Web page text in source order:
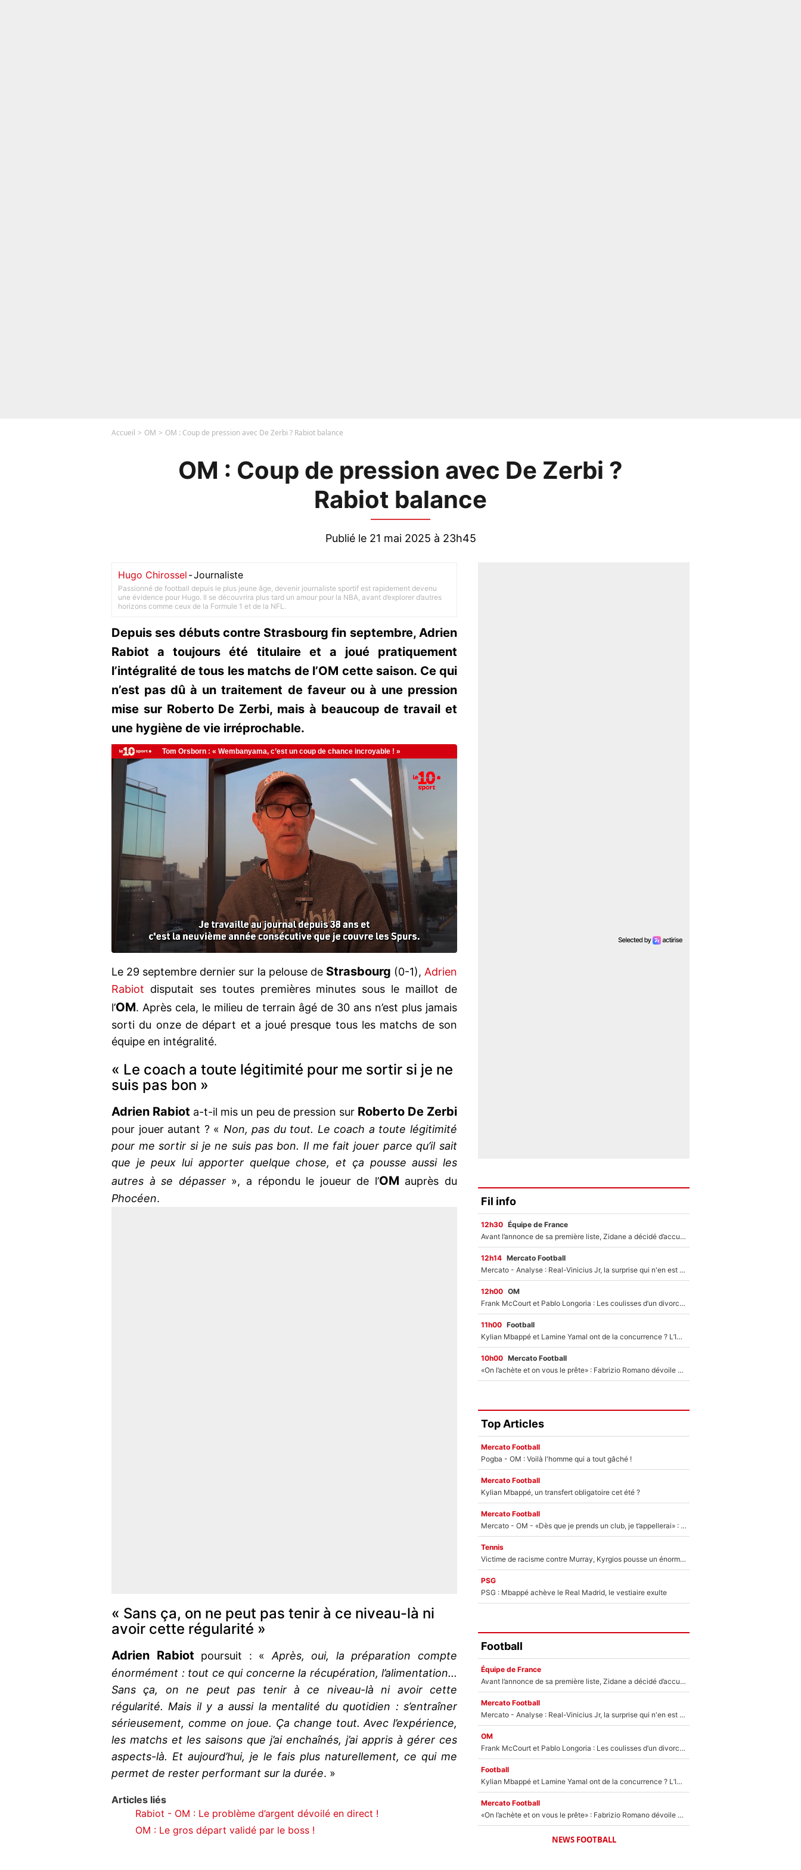
Accueil OM OM : Coup de pression avec De Zerbi ? Rabiot balance
OM : Coup de pression avec De Zerbi ?
Rabiot balance
Publié le 21 mai 2025 à 23h45
Hugo Chirossel -Journaliste
Passionné de football depuis le plus jeune âge, devenir journaliste sportif est rapidement devenu
une évidence pour Hugo. Il se découvrira plus tard un amour pour la NBA, avant d’explorer d’autres
horizons comme ceux de la Formule 1 et de la NFL.
Depuis ses débuts contre Strasbourg fin septembre, Adrien
Rabiot a toujours été titulaire et a joué pratiquement
l’intégralité de tous les matchs de l’OM cette saison. Ce qui
n’est pas dû à un traitement de faveur ou à une pression
mise sur Roberto De Zerbi, mais à beaucoup de travail et
une hygiène de vie irréprochable.
Le 29 septembre dernier sur la pelouse de Strasbourg (0-1),Adrien
Rabiot disputait ses toutes premières minutes sous le maillot de
l’OM. Après cela, le milieu de terrain âgé de 30 ans n’est plus jamais
sorti du onze de départ et a joué presque tous les matchs de son
équipe en intégralité.
« Le coach a toute légitimité pour me sortir si je ne
suis pas bon »
Adrien Rabiot a-t-il mis un peu de pression sur Roberto De Zerbi
pour jouer autant ? « Non, pas du tout. Le coach a toute légitimité
pour me sortir si je ne suis pas bon. Il me fait jouer parce qu’il sait
que je peux lui apporter quelque chose, et ça pousse aussi les
autres à se dépasser», a répondu le joueur de l’OM auprès du
Phocéen.
« Sans ça, on ne peut pas tenir à ce niveau-là ni
avoir cette régularité »
Adrien Rabiot poursuit : «Après, oui, la préparation compte
énormément : tout ce qui concerne la récupération, l’alimentation...
Sans ça, on ne peut pas tenir à ce niveau-là ni avoir cette
régularité. Mais il y a aussi la mentalité du quotidien : s’entraîner
sérieusement, comme on joue. Ça change tout. Avec l’expérience,
les matchs et les saisons que j’ai enchaînés, j’ai appris à gérer ces
aspects-là. Et aujourd’hui, je le fais plus naturellement, ce qui me
permet de rester performant sur la durée. »
Articles liés
Rabiot - OM : Le problème d’argent dévoilé en direct !
OM : Le gros départ validé par le boss !
Fil info
12h30 Équipe de France
Avant l’annonce de sa première liste, Zidane a décidé d’accueillir une nouvelle tête en équipe de France
12h14 Mercato Football
Mercato - Analyse : Real-Vinicius Jr, la surprise qui n'en est pas une...
12h00 OM
Frank McCourt et Pablo Longoria : Les coulisses d’un divorce coûteux qui ruine l’OM à petit feu…
11h00 Football
Kylian Mbappé et Lamine Yamal ont de la concurrence ? L’IA annonce les 5 joueurs qui vont dominer le football dans les années à venir !
10h00 Mercato Football
«On l’achète et on vous le prête» : Fabrizio Romano dévoile déjà la stratégie du PSG avec le transfert de Zion Suzuki !
Top Articles
Mercato Football
Pogba - OM : Voilà l'homme qui a tout gâché !
Mercato Football
Kylian Mbappé, un transfert obligatoire cet été ?
Mercato Football
Mercato - OM - «Dès que je prends un club, je t’appellerai» : La promesse de Marcelino au moment de claquer la porte
Tennis
Victime de racisme contre Murray, Kyrgios pousse un énorme coup de gueule !
PSG
PSG : Mbappé achève le Real Madrid, le vestiaire exulte
Football
Équipe de France
Avant l’annonce de sa première liste, Zidane a décidé d’accueillir une nouvelle tête en équipe de France
Mercato Football
Mercato - Analyse : Real-Vinicius Jr, la surprise qui n'en est pas une...
OM
Frank McCourt et Pablo Longoria : Les coulisses d’un divorce coûteux qui ruine l’OM à petit feu…
Football
Kylian Mbappé et Lamine Yamal ont de la concurrence ? L’IA annonce les 5 joueurs qui vont dominer le football dans les années à venir !
Mercato Football
«On l’achète et on vous le prête» : Fabrizio Romano dévoile déjà la stratégie du PSG avec le transfert de Zion Suzuki !
NEWS FOOTBALL